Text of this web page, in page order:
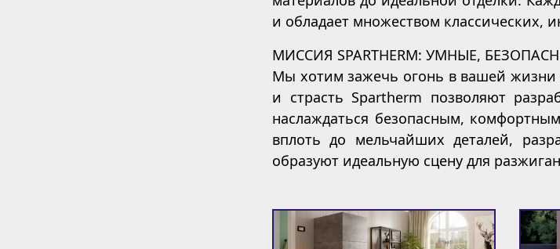
и обладает множеством классических,
МИССИЯ SPARTHERM: УМНЫЕ,
Мы хотим зажечь огонь в вашей
и страсть Spartherm позволяют
наслаждаться безопасным,
вплоть до мельчайших деталей,
образуют идеальную сцену для